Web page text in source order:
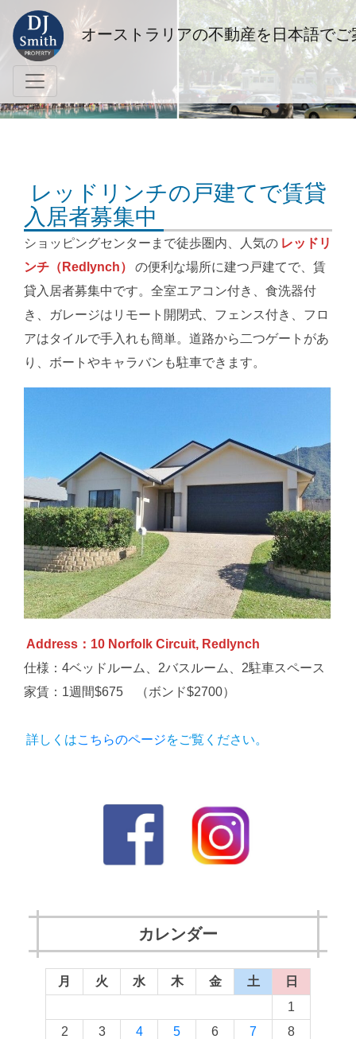
オーストラリアの不動産を日本語でご
レッドリンチの戸建てで賃貸
入居者募集中
ショッピングセンターまで徒歩圏内、人気の レッドリ
ンチ（Redlynch）
の便利な場所に建つ戸建てで、賃
貸入居者募集中です。全室エアコン付き、食洗器付
き、ガレージはリモート開閉式、フェンス付き、フロ
アはタイルで手入れも簡単。道路から二つゲートがあ
り、ボートやキャラバンも駐車できます。
Address：10 Norfolk Circuit, Redlynch
仕様：4ベッドルーム、2バスルーム、2駐車スペース
家賃：1週間$675 （ボンド$2700）
詳しくはこちらのページをご覧ください。
カレンダー
月 火 水 木 金 土
日
1
2
3 4 5 6 7
8